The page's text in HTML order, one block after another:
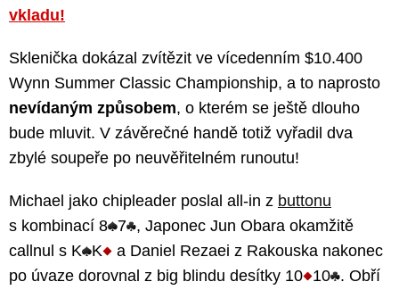
vkladu!
Sklenička dokázal zvítězit ve vícedenním $10.400
Wynn Summer Classic Championship, a to naprosto
nevídaným způsobem, o kterém se ještě dlouho
bude mluvit. V závěrečné handě totiž vyřadil dva
zbylé soupeře po neuvěřitelném runoutu!
Michael jako chipleader poslal all-in z buttonu
s kombinací 8 7 , Japonec Jun Obara okamžitě
callnul s K
K
a Daniel Rezaei z Rakouska nakonec
po úvaze dorovnal z big blindu desítky 10 10 . Obří